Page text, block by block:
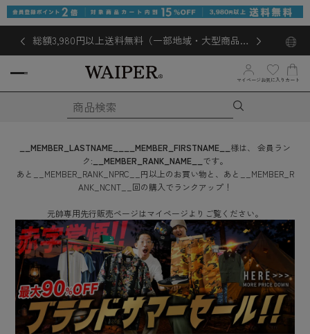
総額3,980円以上送料無料（一部地域・大型商品対
マイページ お気に入り カート
__MEMBER_LASTNAME__ __MEMBER_FIRSTNAME__ 様は、
会員ラン
ク: __MEMBER_RANK_NAME__ です。
あと
__MEMBER_RANK_NPRC__ 円以上のお買い物と、あと
__MEMBER_R
ANK_NCNT__ 回の購入でランクアップ！
元帥専用先行販売ページはマイページよりご覧ください。